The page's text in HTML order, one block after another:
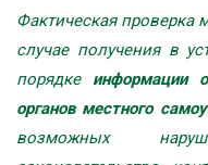
Фактическая проверка
случае получения в
порядке информации
органов местного
возможных